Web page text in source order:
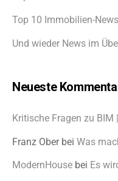
Top 10 Immobilien-
Und wieder News im
Neueste
Kritische Fragen zu BIM
Franz Oberbei Was
ModernHouse bei Es